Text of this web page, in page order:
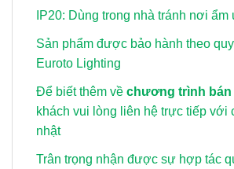
IP20: Dùng trong nhà tránh nơi ẩm
Sản phẩm được bảo hành theo
Euroto Lighting
Để biết thêm về chương trình bán
khách vui lòng liên hệ trực tiếp với
nhật
Trân trọng nhận được sự hợp tác